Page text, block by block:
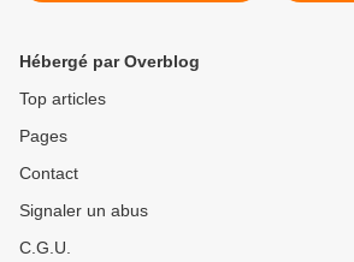
Hébergé par Overblog
Top articles
Pages
Contact
Signaler un abus
C.G.U.